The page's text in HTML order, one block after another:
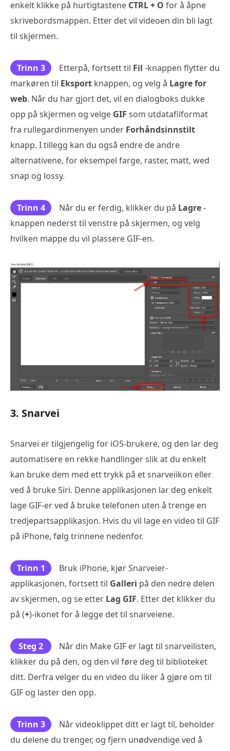
enkelt klikke på hurtigtastene CTRL + O for å åpne
skrivebordsmappen. Etter det vil videoen din bli lagt
til skjermen.
Trinn 3 Etterpå, fortsett til Fil -knappen flytter du
markøren til Eksport knappen, og velg å Lagre for
web. Når du har gjort det, vil en dialogboks dukke
opp på skjermen og velge GIF som utdatafilformat
fra rullegardinmenyen under Forhåndsinnstilt
knapp. I tillegg kan du også endre de andre
alternativene, for eksempel farge, raster, matt, wed
snap og lossy.
Trinn 4 Når du er ferdig, klikker du på Lagre-
knappen nederst til venstre på skjermen, og velg
hvilken mappe du vil plassere GIF-en.
3. Snarvei
Snarvei er tilgjengelig for iOS-brukere, og den lar deg
automatisere en rekke handlinger slik at du enkelt
kan bruke dem med ett trykk på et snarveiikon eller
ved å bruke Siri. Denne applikasjonen lar deg enkelt
lage GIF-er ved å bruke telefonen uten å trenge en
tredjepartsapplikasjon. Hvis du vil lage en video til GIF
på iPhone, følg trinnene nedenfor.
Trinn 1
Bruk iPhone, kjør Snarveier-
applikasjonen, fortsett til Galleri på den nedre delen
av skjermen, og se etter Lag GIF. Etter det klikker du
på (+)-ikonet for å legge det til snarveiene.
Steg 2
Når din Make GIF er lagt til snarveilisten,
klikker du på den, og den vil føre deg til biblioteket
ditt. Derfra velger du en video du liker å gjøre om til
GIF og laster den opp.
Trinn 3
Når videoklippet ditt er lagt til, beholder
du delene du trenger, og fjern unødvendige ved å